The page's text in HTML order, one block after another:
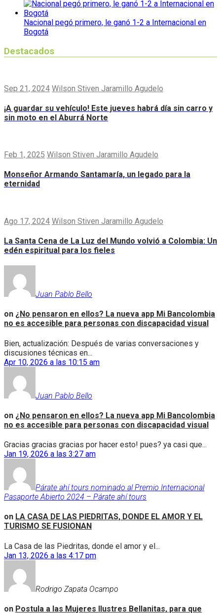
Nacional pegó primero, le ganó 1-2 a Internacional en
Bogotá
Destacados
Sep 21, 2024 Wilson Stiven Jaramillo Agudelo
¡A guardar su vehículo! Este jueves habrá día sin carro y
sin moto en el Aburrá Norte
Feb 1, 2025 Wilson Stiven Jaramillo Agudelo
Monseñor Armando Santamaría, un legado para la
eternidad
Ago 17, 2024 Wilson Stiven Jaramillo Agudelo
La Santa Cena de La Luz del Mundo volvió a Colombia: Un
edén espiritual para los fieles
Juan Pablo Bello
on ¿No pensaron en ellos? La nueva app Mi Bancolombia
no es accesible para personas con discapacidad visual
Bien, actualización: Después de varias conversaciones y
discusiones técnicas en...
Apr 10, 2026 a las 10:15 am
Juan Pablo Bello
on ¿No pensaron en ellos? La nueva app Mi Bancolombia
no es accesible para personas con discapacidad visual
Gracias gracias gracias por hacer esto! pues? ya casi que...
Jan 19, 2026 a las 3:27 am
Párate ahí tours nominado al Premio Internacional
Pasaporte Abierto 2024 – Párate ahí tours
on LA CASA DE LAS PIEDRITAS, DONDE EL AMOR Y EL
TURISMO SE FUSIONAN
La Casa de las Piedritas, donde el amor y el...
Jan 13, 2026 a las 4:17 pm
Rodrigo Zapata Ocampo
on Postula a las Mujeres Ilustres Bellanitas, para que